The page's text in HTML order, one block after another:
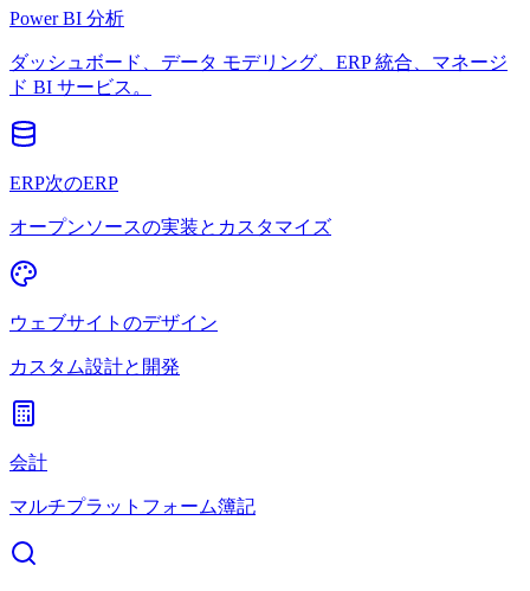
Power BI 分析
ダッシュボード、データ モデリング、ERP 統合、マネージ
ド BI サービス。
ERP次のERP
オープンソースの実装とカスタマイズ
ウェブサイトのデザイン
カスタム設計と開発
会計
マルチプラットフォーム簿記